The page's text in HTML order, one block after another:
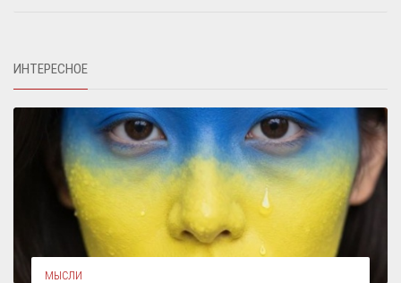
ИНТЕРЕСНОЕ
МЫСЛИ